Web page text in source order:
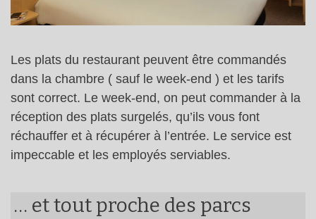
Les plats du restaurant peuvent être commandés
dans la chambre ( sauf le week-end ) et les tarifs
sont correct. Le week-end, on peut commander à la
réception des plats surgelés, qu’ils vous font
réchauffer et à récupérer à l’entrée. Le service est
impeccable et les employés serviables.
… et tout proche des parcs